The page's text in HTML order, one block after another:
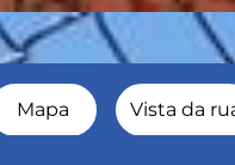
Mapa Vista da